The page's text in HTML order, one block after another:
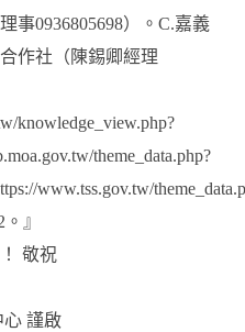
事0936805698）。C.嘉義
作社（陳錫卿經理
knowledge_view.php?
theme_data.php?
www.tss.gov.tw/
』
敬祝
心 謹啟